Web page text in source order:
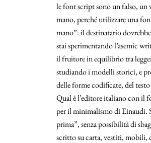
le font script sono un falso, un
mano, perché utilizzare una
mano”: il destinatario
stai sperimentando l’asemic
il fruitore in equilibrio tra
studiando i modelli storici, e
delle forme codificate, del
Qual è l’editore italiano con il
per il minimalismo di Einaudi.
prima”, senza possibilità di
scritto su carta, vestiti, mobili,